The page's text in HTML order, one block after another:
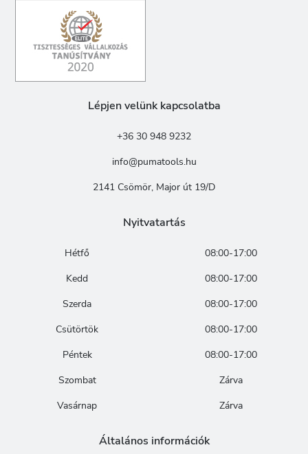
Lépjen velünk kapcsolatba
+36 30 948 9232
info@pumatools.hu
2141 Csömör, Major út 19/D
Nyitvatartás
Hétfő
08:00-17:00
Kedd
08:00-17:00
Szerda
08:00-17:00
Csütörtök
08:00-17:00
Péntek
08:00-17:00
Szombat
Zárva
Vasárnap
Zárva
Általános információk